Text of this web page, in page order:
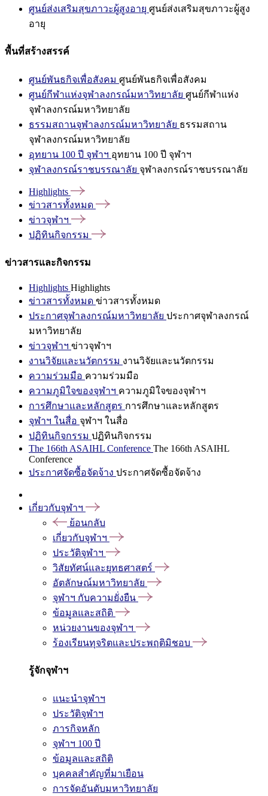
ศูนย์ส่งเสริมสุขภาวะผู้สูงอายุ ศูนย์ส่งเสริมสุขภาวะผู้สูง
อายุ
พื้นที่สร้างสรรค์
ศูนย์พันธกิจเพื่อสังคม ศูนย์พันธกิจเพื่อสังคม
ศูนย์กีฬาแห่งจุฬาลงกรณ์มหาวิทยาลัย ศูนย์กีฬาแห่ง
จุฬาลงกรณ์มหาวิทยาลัย
ธรรมสถานจุฬาลงกรณ์มหาวิทยาลัย ธรรมสถาน
จุฬาลงกรณ์มหาวิทยาลัย
อุทยาน 100 ปี จุฬาฯ อุทยาน 100 ปี จุฬาฯ
จุฬาลงกรณ์ราชบรรณาลัย จุฬาลงกรณ์ราชบรรณาลัย
Highlights
ข่าวสารทั้งหมด
ข่าวจุฬาฯ
ปฏิทินกิจกรรม
ข่าวสารและกิจกรรม
Highlights Highlights
ข่าวสารทั้งหมด ข่าวสารทั้งหมด
ประกาศจุฬาลงกรณ์มหาวิทยาลัย ประกาศจุฬาลงกรณ์
มหาวิทยาลัย
ข่าวจุฬาฯ ข่าวจุฬาฯ
งานวิจัยและนวัตกรรม งานวิจัยและนวัตกรรม
ความร่วมมือ ความร่วมมือ
ความภูมิใจของจุฬาฯ ความภูมิใจของจุฬาฯ
การศึกษาและหลักสูตร การศึกษาและหลักสูตร
จุฬาฯ ในสื่อ จุฬาฯ ในสื่อ
ปฏิทินกิจกรรม ปฏิทินกิจกรรม
The 166th ASAIHL Conference The 166th ASAIHL
Conference
ประกาศจัดซื้อจัดจ้าง ประกาศจัดซื้อจัดจ้าง
เกี่ยวกับจุฬาฯ
ย้อนกลับ
เกี่ยวกับจุฬาฯ
ประวัติจุฬาฯ
วิสัยทัศน์และยุทธศาสตร์
อัตลักษณ์มหาวิทยาลัย
จุฬาฯ กับความยั่งยืน
ข้อมูลและสถิติ
หน่วยงานของจุฬาฯ
ร้องเรียนทุจริตและประพฤติมิชอบ
รู้จักจุฬาฯ
แนะนำจุฬาฯ
ประวัติจุฬาฯ
ภารกิจหลัก
จุฬาฯ 100 ปี
ข้อมูลและสถิติ
บุคคลสำคัญที่มาเยือน
การจัดอันดับมหาวิทยาลัย